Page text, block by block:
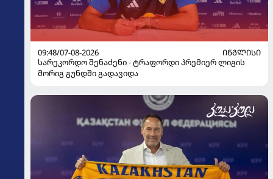
09:48/07-08-2026
ᲘᲜᲒᲚᲘᲡᲘ
სარეკორდო შენაძენი - ტრაფორდი პრემიერ ლიგის
მორიგ გუნდში გადავიდა